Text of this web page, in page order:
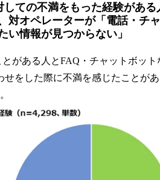
ての不満をもった経験がある
オペレーターが「電話・チ
い情報が見つからない」
がある人とFAQ・チャットボッ
せをした際に不満を感じたことが